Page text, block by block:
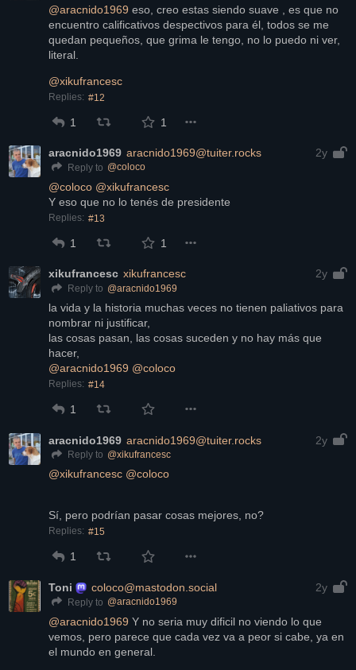
@aracnido1969 eso, creo estas siendo suave , es que no
encuentro calificativos despectivos para él, todos se me
quedan pequeños, que grima le tengo, no lo puedo ni ver,
literal.
@xikufrancesc
Replies: #12
1 1
aracnido1969 aracnido1969@tuiter.rocks 2y
Reply to @coloco
@coloco @xikufrancesc
Y eso que no lo tenés de presidente
Replies: #13
1 1
xikufrancesc xikufrancesc 2y
Reply to @aracnido1969
la vida y la historia muchas veces no tienen paliativos para
nombrar ni justificar,
las cosas pasan, las cosas suceden y no hay más que
hacer,
@aracnido1969 @coloco
Replies: #14
1
aracnido1969 aracnido1969@tuiter.rocks 2y
Reply to @xikufrancesc
@xikufrancesc @coloco
Sí, pero podrían pasar cosas mejores, no?
Replies: #15
1
Toni coloco@mastodon.social 2y
Reply to @aracnido1969
@aracnido1969 Y no seria muy dificil no viendo lo que
vemos, pero parece que cada vez va a peor si cabe, ya en
el mundo en general.